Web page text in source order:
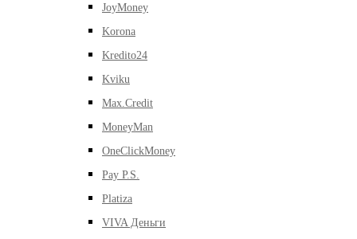
JoyMoney
Korona
Kredito24
Kviku
Max.Credit
MoneyMan
OneClickMoney
Pay P.S.
Platiza
VIVA Деньги